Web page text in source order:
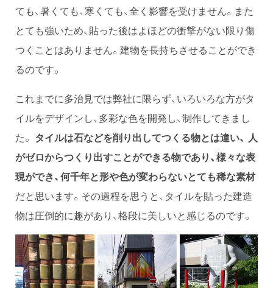
ても、暑くても、寒くても、全く影響を受けません。また
とても強いため、貼った後はよほどの衝撃がない限り傷
つくことはありません。建物を長持ちさせることができ
るのです。
これまでに多治見では弊社に限らず、いろいろな方がタ
イルをデザインし、多彩な色を開発し、制作してきまし
た。 タイルは石などを削り出してつくる物とは違い、 人
がゼロからつくり出すことができる物であり、様々な表
現ができ、何千年と形や色が変わらないとても稀な素材
だと思います。その過程を思うと、タイルを貼った建造
物は圧倒的に趣があり、格段に美しいと感じるのです。